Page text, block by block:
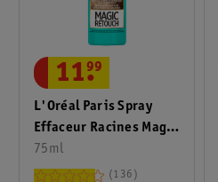
L'Oréal Paris Spray
Effaceur Racines Magic
Retouch Le Beige
75ml
11.
99
136